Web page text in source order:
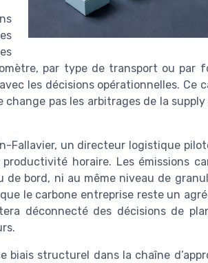
par type de transport ou par
les décisions opérationnelles. Ce
pas les arbitrages de la
Fallavier, un directeur logistique
horaire. Les émissions
bord, ni au même niveau de
le carbone entreprise reste un
déconnecté des décisions de
structurel dans la chaîne